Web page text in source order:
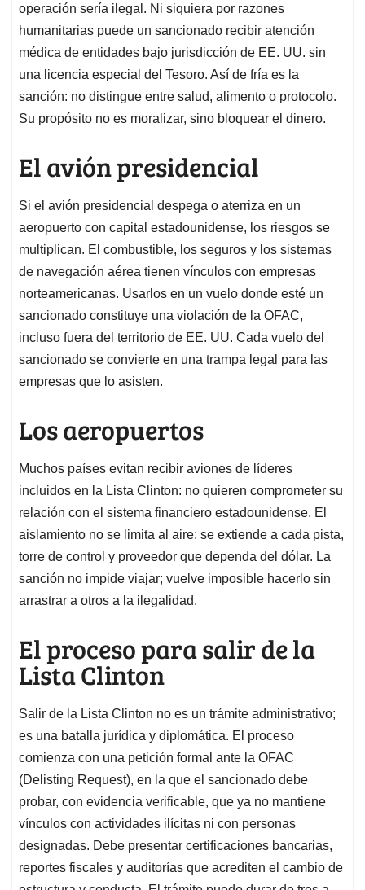
operación sería ilegal. Ni siquiera por razones
humanitarias puede un sancionado recibir atención
médica de entidades bajo jurisdicción de EE. UU. sin
una licencia especial del Tesoro. Así de fría es la
sanción: no distingue entre salud, alimento o protocolo.
Su propósito no es moralizar, sino bloquear el dinero.
El avión presidencial
Si el avión presidencial despega o aterriza en un
aeropuerto con capital estadounidense, los riesgos se
multiplican. El combustible, los seguros y los sistemas
de navegación aérea tienen vínculos con empresas
norteamericanas. Usarlos en un vuelo donde esté un
sancionado constituye una violación de la OFAC,
incluso fuera del territorio de EE. UU. Cada vuelo del
sancionado se convierte en una trampa legal para las
empresas que lo asisten.
Los aeropuertos
Muchos países evitan recibir aviones de líderes
incluidos en la Lista Clinton: no quieren comprometer su
relación con el sistema financiero estadounidense. El
aislamiento no se limita al aire: se extiende a cada pista,
torre de control y proveedor que dependa del dólar. La
sanción no impide viajar; vuelve imposible hacerlo sin
arrastrar a otros a la ilegalidad.
El proceso para salir de la
Lista Clinton
Salir de la Lista Clinton no es un trámite administrativo;
es una batalla jurídica y diplomática. El proceso
comienza con una petición formal ante la OFAC
(Delisting Request), en la que el sancionado debe
probar, con evidencia verificable, que ya no mantiene
vínculos con actividades ilícitas ni con personas
designadas. Debe presentar certificaciones bancarias,
reportes fiscales y auditorías que acrediten el cambio de